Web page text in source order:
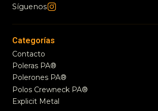
Síguenos
Categorías
Contacto
Poleras PA®
Polerones PA®
Polos Crewneck PA®
Explicit Metal